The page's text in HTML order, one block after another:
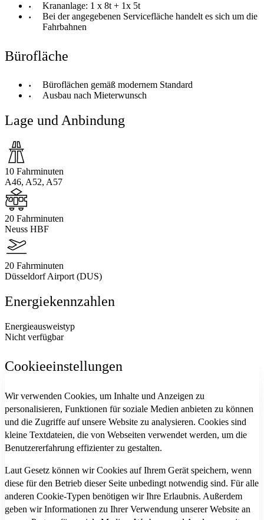
Krananlage: 1 x 8t + 1x 5t
Bei der angegebenen Servicefläche handelt es sich um die
Fahrbahnen
Bürofläche
Büroflächen gemäß modernem Standard
Ausbau nach Mieterwunsch
Lage und Anbindung
10 Fahrminuten
A46, A52, A57
20 Fahrminuten
Neuss HBF
20 Fahrminuten
Düsseldorf Airport (DUS)
Energiekennzahlen
Energieausweistyp
Nicht verfügbar
Cookieeinstellungen
Wir verwenden Cookies, um Inhalte und Anzeigen zu
personalisieren, Funktionen für soziale Medien anbieten zu können
und die Zugriffe auf unsere Website zu analysieren. Cookies sind
kleine Textdateien, die von Webseiten verwendet werden, um die
Benutzererfahrung effizienter zu gestalten.
Laut Gesetz können wir Cookies auf Ihrem Gerät speichern, wenn
diese für den Betrieb dieser Seite unbedingt notwendig sind. Für alle
anderen Cookie-Typen benötigen wir Ihre Erlaubnis. Außerdem
geben wir Informationen zu Ihrer Verwendung unserer Website an